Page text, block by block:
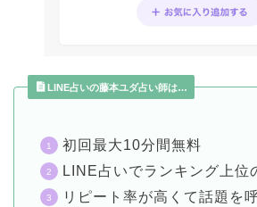
LINE占いの藤本ユダ占い師は…
初回最大10分間無料
LINE占いでランキング上位
リピート率が高くて話題を